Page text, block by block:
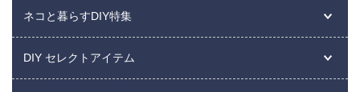
ネコと暮らすDIY特集
DIY セレクトアイテム